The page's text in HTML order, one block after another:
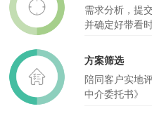
需求分析，提
并确定好带看
方案筛选
陪同客户实地
中介委托书》